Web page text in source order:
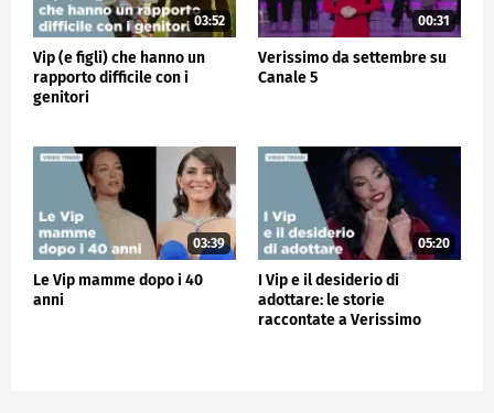
03:52
Vip (e figli) che hanno un
rapporto difficile con i
genitori
00:31
Verissimo da settembre su
Canale 5
03:39
Le Vip mamme dopo i 40
anni
05:20
I Vip e il desiderio di
adottare: le storie
raccontate a Verissimo